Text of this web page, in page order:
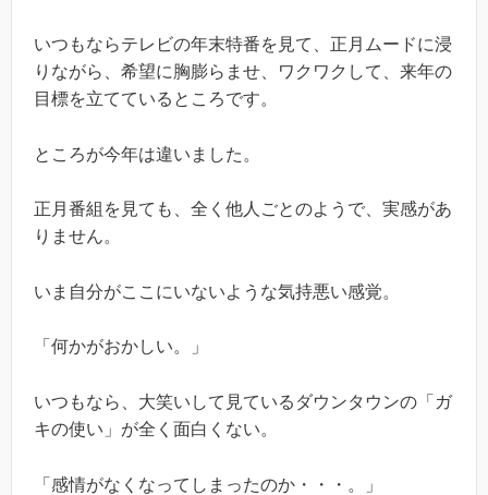
いつもならテレビの年末特番を見て、正月ムードに浸
りながら、希望に胸膨らませ、ワクワクして、来年の
目標を立てているところです。
ところが今年は違いました。
正月番組を見ても、全く他人ごとのようで、実感があ
りません。
いま自分がここにいないような気持悪い感覚。
「何かがおかしい。」
いつもなら、大笑いして見ているダウンタウンの「ガ
キの使い」が全く面白くない。
「感情がなくなってしまったのか・・・。」